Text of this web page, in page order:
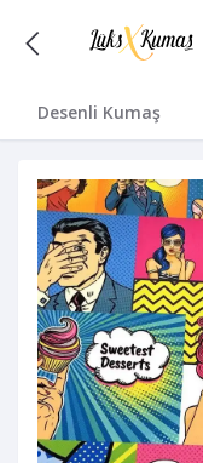
Desenli Kumaş